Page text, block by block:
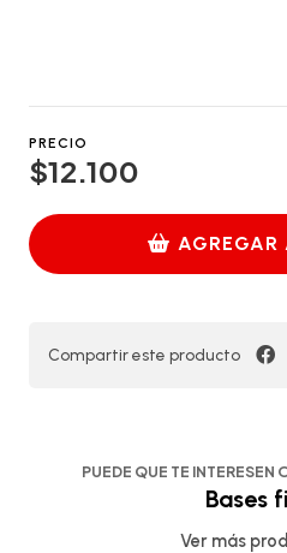
PRECIO
$12.100
AGREGAR
Compartir este producto
PUEDE QUE TE INTERESEN
Bases
Ver más